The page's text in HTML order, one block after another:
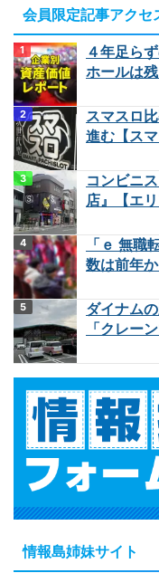
会員限定記事アクセ
４年足ら
ホールは
スマスロ
進む【ス
コンビニ
店』【エ
「ｅ 無職
数は前年
ダイナム
「クレー
情報島姉妹サイト